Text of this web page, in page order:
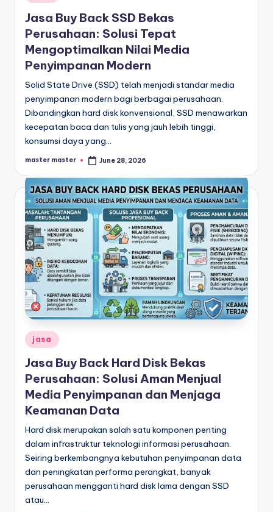
in
Jasa Buy Back SSD Bekas
Perusahaan: Solusi Tepat
Mengoptimalkan Nilai Media
Penyimpanan Modern
Solid State Drive (SSD) telah menjadi standar media
penyimpanan modern bagi berbagai perusahaan.
Dibandingkan hard disk konvensional, SSD menawarkan
kecepatan baca dan tulis yang jauh lebih tinggi,
konsumsi daya yang…
Posted
master master June 28, 2026
Posted
jasa
Jasa Buy Back Hard Disk Bekas
Perusahaan: Solusi Aman Menjual
Media Penyimpanan dan Menjaga
Keamanan Data
Hard disk merupakan salah satu komponen penting
dalam infrastruktur teknologi informasi perusahaan.
Seiring berkembangnya kebutuhan penyimpanan data
dan peningkatan performa perangkat, banyak
perusahaan mengganti hard disk lama dengan SSD
atau…